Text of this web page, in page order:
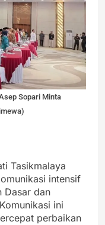
Sopari Minta
Tasikmalaya
intensif
Dasar dan
ini
perbaikan